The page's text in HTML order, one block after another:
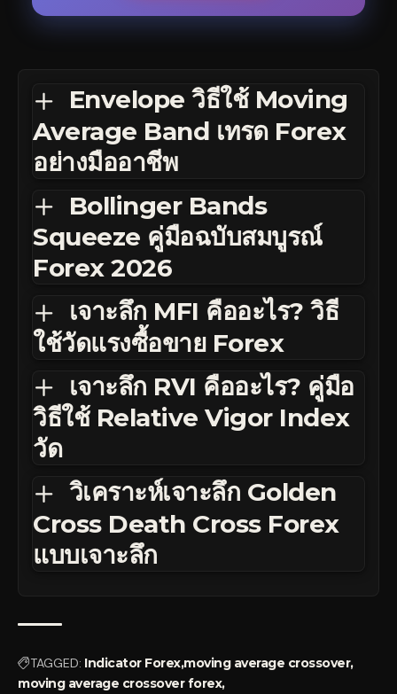
Envelope วิธีใช้ Moving
Average Band เทรด Forex
อย่างมืออาชีพ
Bollinger Bands
Squeeze คู่มือฉบับสมบูรณ์
Forex 2026
เจาะลึก MFI คืออะไร? วิธี
ใช้วัดแรงซื้อขาย Forex
เจาะลึก RVI คืออะไร? คู่มือ
วิธีใช้ Relative Vigor Index
วัด
วิเคราะห์เจาะลึก Golden
Cross Death Cross Forex
แบบเจาะลึก
TAGGED: Indicator Forexmoving average crossover
moving average crossover forex